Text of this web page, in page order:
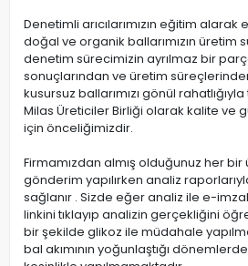
Denetimli arıcılarımızın eğitim
doğal ve organik ballarımızın üretim
denetim sürecimizin ayrılmaz bir
sonuçlarından ve üretim
kusursuz ballarımızı gönül
Milas Üreticiler Birliği olarak kalite ve
için önceliğimizdir.
Firmamızdan almış olduğunuz her bir
gönderim yapılırken analiz
sağlanır . Sizde eğer analiz ile e-
linkini tıklayıp analizin gerçekliğini
bir şekilde glikoz ile müdahale
bal akımının yoğunlaştığı